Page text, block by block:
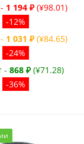
1 194 ₽ (¥98.01)
-12%
1 031 ₽ (¥84.65)
-24%
-868 ₽ (¥71.28)
-36%